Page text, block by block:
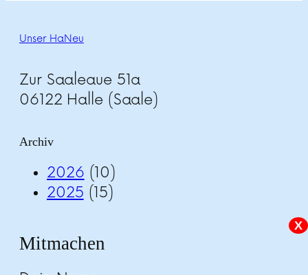
Unser HaNeu
Zur Saaleaue 51a
06122 Halle (Saale)
Archiv
2026 (10)
2025 (15)
X
Mitmachen